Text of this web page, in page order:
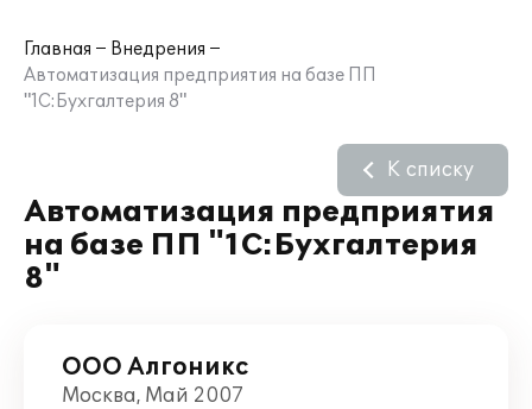
Главная
Внедрения
Автоматизация предприятия на базе ПП
"1С:Бухгалтерия 8"
Автоматизация предприятия
на базе ПП "1С:Бухгалтерия
8"
К списку
ООО Алгоникс
Москва, Май 2007